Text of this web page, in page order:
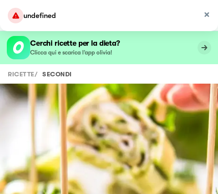
undefined
Cerchi ricette per la dieta?
Clicca qui e scarica l’app olivia!
RICETTE/ SECONDI